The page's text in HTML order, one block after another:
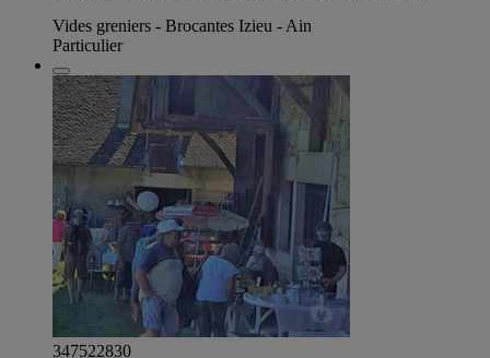
Vides greniers - Brocantes Izieu - Ain
Particulier
347522830